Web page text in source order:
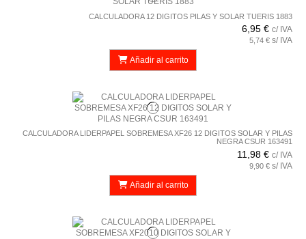
CALCULADORA 12 DIGITOS PILAS Y SOLAR TUERIS 1883
6,95 € c/ IVA
5,74 € s/ IVA
Añadir al carrito
CALCULADORA LIDERPAPEL SOBREMESA XF26 12 DIGITOS SOLAR Y PILAS
NEGRA CSUR 163491
11,98 € c/ IVA
9,90 € s/ IVA
Añadir al carrito